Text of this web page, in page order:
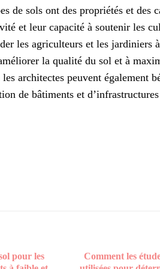
de sols ont des propriétés et des
et leur capacité à soutenir les
les agriculteurs et les jardiniers
la qualité du sol et à
architectes peuvent également
de bâtiments et
pour les
Comment les